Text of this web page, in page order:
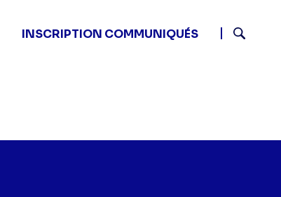
INSCRIPTION COMMUNIQUÉS